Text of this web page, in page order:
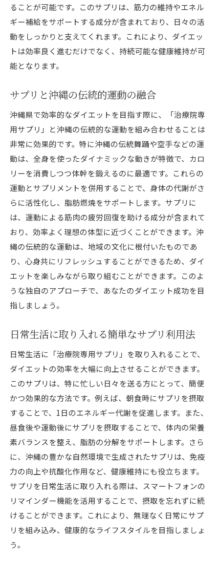
ることが可能です。このサプリは、筋力の維持やエネル
ギー補給をサポートする成分が含まれており、日々の活
動をしっかりと支えてくれます。これにより、ダイエッ
トは効率良く進むだけでなく、持続可能な健康維持が可
能となります。
サプリと沖縄の伝統的運動の融合
沖縄県で効率的なダイエットを目指す際に、「治療院専
用サプリ」と沖縄の伝統的な運動を組み合わせることは
非常に効果的です。特に沖縄の伝統舞踊や空手などの運
動は、全身を使ったダイナミックな動きが特徴で、カロ
リーを消費しつつ体幹を鍛えるのに最適です。これらの
運動とサプリメントを併用することで、身体の代謝がさ
らに活性化し、脂肪燃焼をサポートします。サプリに
は、運動による筋肉の疲労回復を助ける成分が含まれて
おり、効率よく理想の体型に近づくことができます。沖
縄の伝統的な運動は、地域の文化に根付いたものであ
り、心身共にリフレッシュすることができるため、ダイ
エットを楽しみながら取り組むことができます。このよ
うな独自のアプローチで、あなたのダイエット成功を目
指しましょう。
日常生活に取り入れる簡単なサプリ利用法
日常生活に「治療院専用サプリ」を取り入れることで、
ダイエットの効率を大幅に向上させることができます。
このサプリは、特に忙しい日々を送る方にとって、簡便
かつ効果的な方法です。例えば、朝食時にサプリを摂取
することで、1日のエネルギー代謝を促進します。また、
昼食後や運動後にサプリを摂取することで、体内の栄養
素バランスを整え、脂肪の分解をサポートします。さら
に、沖縄の豊かな自然環境で生成されたサプリは、免疫
力の向上や抗酸化作用など、健康維持にも役立ちます。
サプリを日常生活に取り入れる際は、スマートフォンの
リマインダー機能を活用することで、摂取を忘れずに続
けることができます。これにより、無理なく日常にサプ
リを組み込み、健康的なライフスタイルを目指しましょ
う。